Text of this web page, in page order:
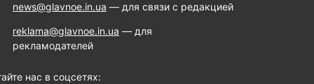
news@glavnoe.in.ua — для связи с редакцией
reklama@glavnoe.in.ua — для
рекламодателей
нас в соцсетях: